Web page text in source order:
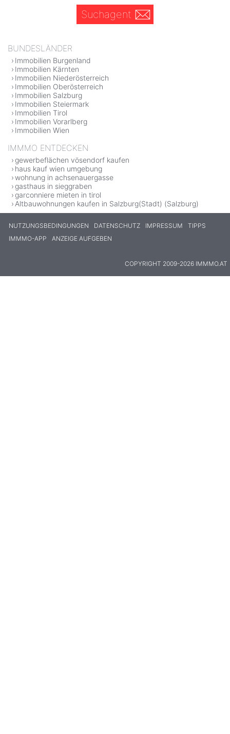
Suchagent
BUNDESLÄNDER
Immobilien Burgenland
Immobilien Kärnten
Immobilien Niederösterreich
Immobilien Oberösterreich
Immobilien Salzburg
Immobilien Steiermark
Immobilien Tirol
Immobilien Vorarlberg
Immobilien Wien
IMMMO ENTDECKEN
gewerbeflächen vösendorf kaufen
haus kauf wien umgebung
wohnung in achsenauergasse
gasthaus in sieggraben
garconniere mieten in tirol
Altbauwohnungen kaufen in Salzburg(Stadt) (Salzburg)
NUTZUNGSBEDINGUNGEN DATENSCHUTZ IMPRESSUM
TIPPS
IMMMO-APP
ANZEIGE AUFGEBEN
COPYRIGHT 2009-2026 IMMMO.AT